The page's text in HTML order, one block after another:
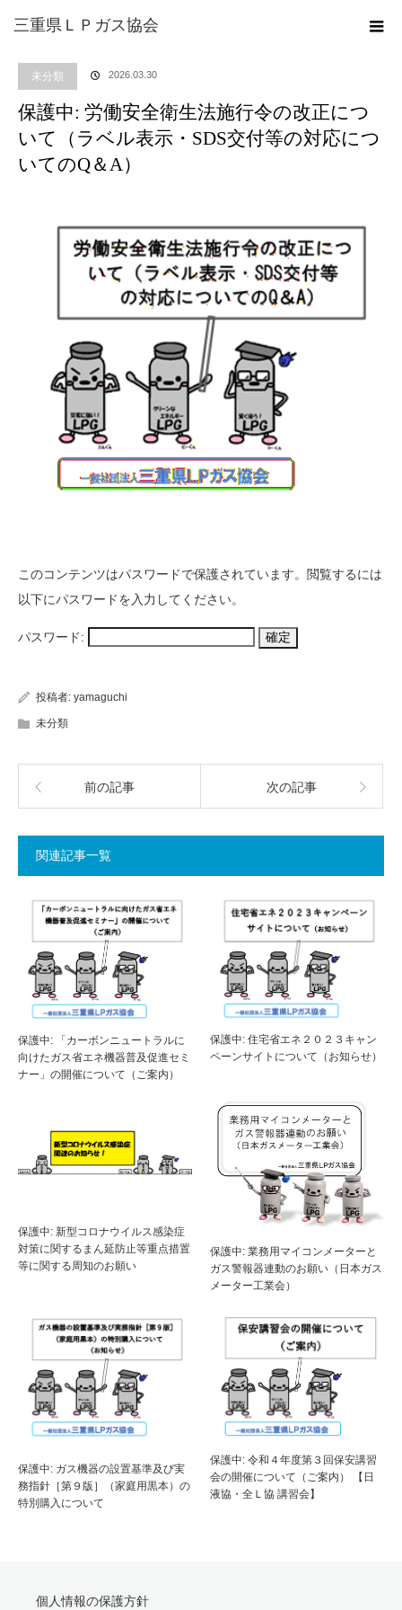
三重県ＬＰガス協会
ブログ
未分類 保護中: 労働安全衛生法施行令の改正について（ラベ
未分類 2026.03.30
保護中: 労働安全衛生法施行令の改正につ
いて（ラベル表示・SDS交付等の対応につ
いてのQ＆A）
このコンテンツはパスワードで保護されています。閲覧するには
以下にパスワードを入力してください。
パスワード:
投稿者: yamaguchi
未分類
前の記事 次の記事
関連記事一覧
保護中: 「カーボンニュートラルに
向けたガス省エネ機器普及促進セミ
ナー」の開催について（ご案内）
保護中: 住宅省エネ２０２３キャン
ペーンサイトについて（お知らせ）
保護中: 新型コロナウイルス感染症
対策に関するまん延防止等重点措置
等に関する周知のお願い
保護中: 業務用マイコンメーターと
ガス警報器連動のお願い（日本ガス
メーター工業会）
保護中: ガス機器の設置基準及び実
務指針［第９版］（家庭用黒本）の
特別購入について
保護中: 令和４年度第３回保安講習
会の開催について（ご案内） 【日
液協・全Ｌ協 講習会】
個人情報の保護方針